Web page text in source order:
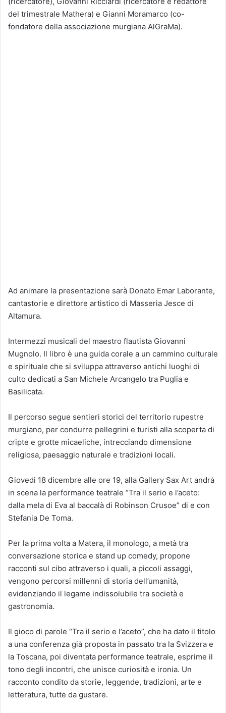
del trimestrale Mathera) e Gianni Moramarco (co-
fondatore della associazione murgiana AlGraMa).
Ad animare la presentazione sarà Donato Emar Laborante,
cantastorie e direttore artistico di Masseria Jesce di
Altamura.
Intermezzi musicali del maestro flautista Giovanni
Mugnolo. Il libro è una guida corale a un cammino culturale
e spirituale che si sviluppa attraverso antichi luoghi di
culto dedicati a San Michele Arcangelo tra Puglia e
Basilicata.
Il percorso segue sentieri storici del territorio rupestre
murgiano, per condurre pellegrini e turisti alla scoperta di
cripte e grotte micaeliche, intrecciando dimensione
religiosa, paesaggio naturale e tradizioni locali.
Giovedì 18 dicembre alle ore 19, alla Gallery Sax Art andrà
in scena la performance teatrale “Tra il serio e l’aceto:
dalla mela di Eva al baccalà di Robinson Crusoe” di e con
Stefania De Toma.
Per la prima volta a Matera, il monologo, a metà tra
conversazione storica e stand up comedy, propone
racconti sul cibo attraverso i quali, a piccoli assaggi,
vengono percorsi millenni di storia dell’umanità,
evidenziando il legame indissolubile tra società e
gastronomia.
Il gioco di parole “Tra il serio e l’aceto”, che ha dato il titolo
a una conferenza già proposta in passato tra la Svizzera e
la Toscana, poi diventata performance teatrale, esprime il
tono degli incontri, che unisce curiosità e ironia. Un
racconto condito da storie, leggende, tradizioni, arte e
letteratura, tutte da gustare.